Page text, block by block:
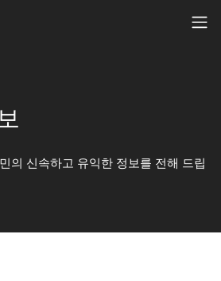
의 신속하고 유익한 정보를 전해 드립